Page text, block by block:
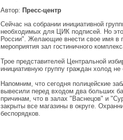
Автор: Пресс-центр
Сейчас на собрании инициативной
необходимых для ЦИК подписей. Но
России". Желающие внести свое имя в
мероприятия зал гостиничного
Трое представителей Центральной
инициативную группу граждан холод
Напомним, что сегодня полицейские
вывесили перед входом два больших
причинам, что в залах "Васнецов" и
закрыты все магазины в округе.
беспорядков.